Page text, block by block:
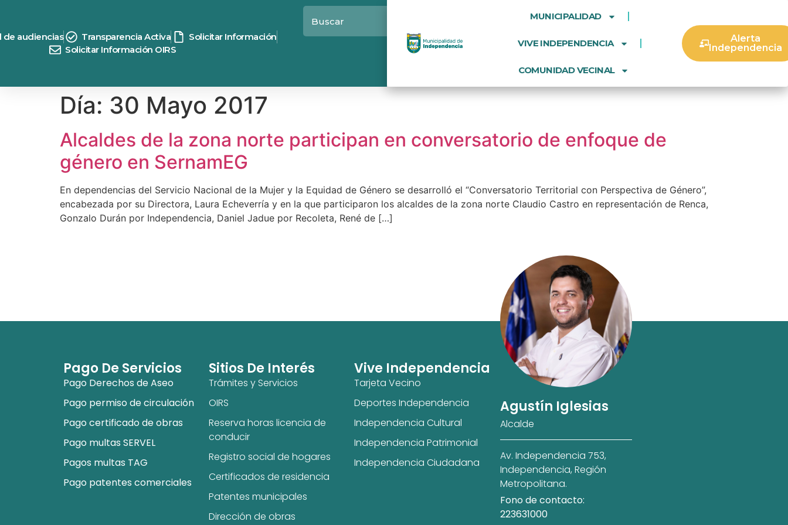
de audiencias Transparencia Activa
Solicitar Información
Solicitar Información OIRS
MUNICIPALIDAD
VIVE INDEPENDENCIA
COMUNIDAD VECINAL
Alerta
Independencia
Día: 30 Mayo 2017
Alcaldes de la zona norte participan en conversatorio de enfoque de
género en SernamEG
En dependencias del Servicio Nacional de la Mujer y la Equidad de Género se desarrolló el “Conversatorio Territorial con Perspectiva de Género”,
encabezada por su Directora, Laura Echeverría y en la que participaron los alcaldes de la zona norte Claudio Castro en representación de Renca,
Gonzalo Durán por Independencia, Daniel Jadue por Recoleta, René de […]
Pago De Servicios
Pago Derechos de Aseo
Pago permiso de circulación
Pago certificado de obras
Pago multas SERVEL
Pagos multas TAG
Pago patentes comerciales
Sitios De Interés
Trámites y Servicios
OIRS
Reserva horas licencia de
conducir
Registro social de hogares
Certificados de residencia
Patentes municipales
Dirección de obras
Vive Independencia
Tarjeta Vecino
Deportes Independencia
Independencia Cultural
Independencia Patrimonial
Independencia Ciudadana
Agustín Iglesias
Alcalde
Av. Independencia 753,
Independencia, Región
Metropolitana.
Fono de contacto:
223631000